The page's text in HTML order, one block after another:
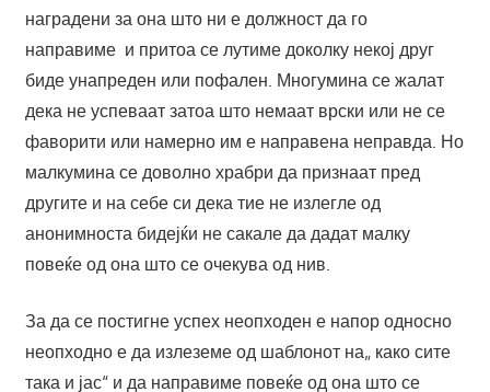
наградени за она што ни е должност да го
направиме и притоа се лутиме доколку некој друг
биде унапреден или пофален. Многумина се жалат
дека не успеваат затоа што немаат врски или не се
фаворити или намерно им е направена неправда. Но
малкумина се доволно храбри да признаат пред
другите и на себе си дека тие не излегле од
анонимноста бидејќи не сакале да дадат малку
повеќе од она што се очекува од нив.
За да се постигне успех неопходен е напор односно
неопходно е да излеземе од шаблонот на„ како сите
така и јас“ и да направиме повеќе од она што се